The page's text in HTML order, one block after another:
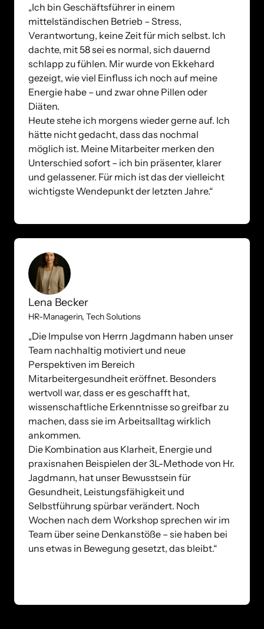
„Ich bin Geschäftsführer in einem
mittelständischen Betrieb – Stress,
Verantwortung, keine Zeit für mich selbst. Ich
dachte, mit 58 sei es normal, sich dauernd
schlapp zu fühlen. Mir wurde von Ekkehard
gezeigt, wie viel Einfluss ich noch auf meine
Energie habe – und zwar ohne Pillen oder
Diäten.
Heute stehe ich morgens wieder gerne auf. Ich
hätte nicht gedacht, dass das nochmal
möglich ist. Meine Mitarbeiter merken den
Unterschied sofort – ich bin präsenter, klarer
und gelassener. Für mich ist das der vielleicht
wichtigste Wendepunkt der letzten Jahre.“
Lena Becker
HR-Managerin, Tech Solutions
„Die Impulse von Herrn Jagdmann haben unser
Team nachhaltig motiviert und neue
Perspektiven im Bereich
Mitarbeitergesundheit eröffnet. Besonders
wertvoll war, dass er es geschafft hat,
wissenschaftliche Erkenntnisse so greifbar zu
machen, dass sie im Arbeitsalltag wirklich
ankommen.
Die Kombination aus Klarheit, Energie und
praxisnahen Beispielen der 3L-Methode von Hr.
Jagdmann, hat unser Bewusstsein für
Gesundheit, Leistungsfähigkeit und
Selbstführung spürbar verändert. Noch
Wochen nach dem Workshop sprechen wir im
Team über seine Denkanstöße – sie haben bei
uns etwas in Bewegung gesetzt, das bleibt.“